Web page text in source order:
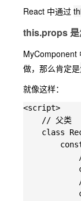
React 中通过
this.props 是
MyComponent
做，那么肯定是
就像这样：
<script>
    // 父类
class